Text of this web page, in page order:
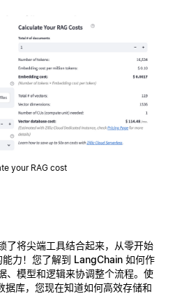
your RAG cost
了将尖端工具结合起来，从零开始
力！您了解到 LangChain 如何作
、模型和逻辑来协调整个流程。使
据库，您现在知道如何高效存储和